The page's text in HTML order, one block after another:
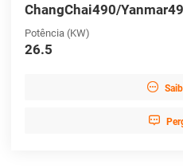
ChangChai490/
Potência (KW)
26.5

